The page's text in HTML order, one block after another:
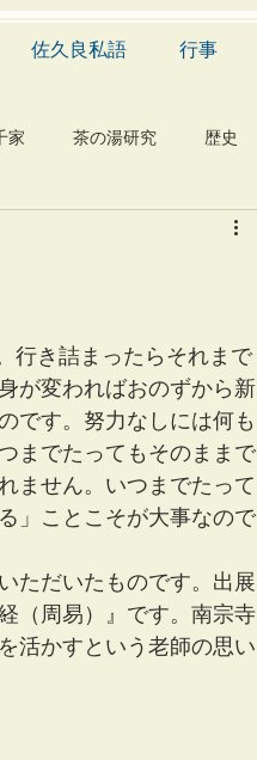
佐久良私語 行事
家 茶の湯研究 歴史
食文化
が変わればおのずから新
です。努力なしには何も
までたってもそのままで
ません。いつまでたって
」ことこそが大事なので
ただいたものです。出展
（周易）』です。南宗寺
活かすという老師の思い